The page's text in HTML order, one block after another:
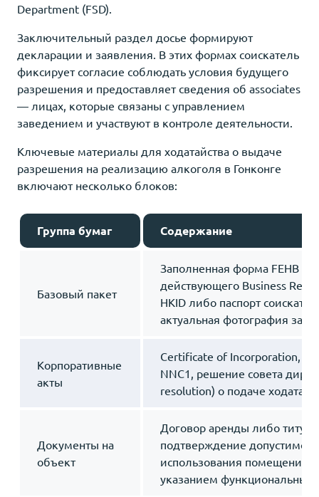
Department (FSD).
Заключительный раздел досье формируют
декларации и заявления. В этих формах соискатель
фиксирует согласие соблюдать условия будущего
разрешения и предоставляет сведения об associates
— лицах, которые связаны с управлением
заведением и участвуют в контроле деятельности.
Ключевые материалы для ходатайства о выдаче
разрешения на реализацию алкоголя в Гонконге
включают несколько блоков:
Группа бумаг Содержание
Базовый пакет
Заполненная форма FEHB
действующего Business
HKID либо паспорт
актуальная фотография
Корпоративные
акты
Certificate of Incorporation,
NNC1, решение совета
resolution) о подаче
Документы на
объект
Договор аренды либо титул
подтверждение
использования помещения,
указанием функциональных